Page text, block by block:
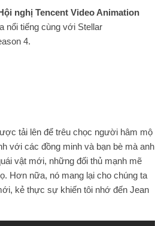
nghị Tencent Video Animation
nổi tiếng cùng với Stellar
4.
tải lên để trêu chọc người hâm mộ
với các đồng minh và bạn bè mà anh
vật mới, những đối thủ mạnh mẽ
Hơn nữa, nó mang lại cho chúng ta
kẻ thực sự khiến tôi nhớ đến Jean